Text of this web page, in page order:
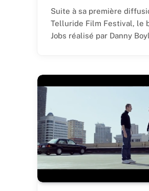
Suite à sa première
Telluride Film Festival, le
Jobs réalisé par Danny